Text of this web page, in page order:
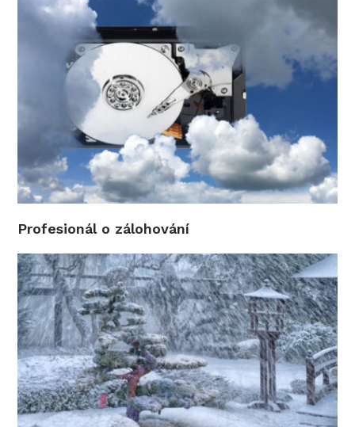
Profesionál o zálohování